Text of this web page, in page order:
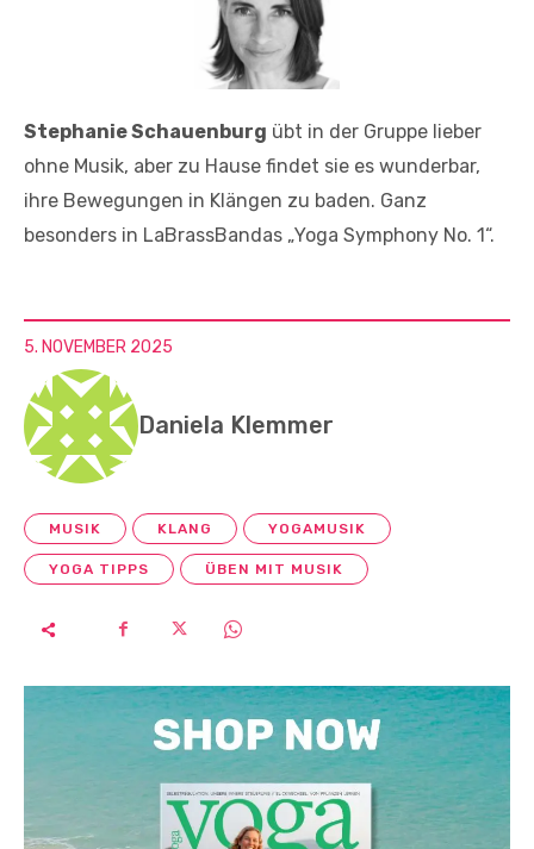
Stephanie Schauenburg übt in der Gruppe lieber
ohne Musik, aber zu Hause findet sie es wunderbar,
ihre Bewegungen in Klängen zu baden. Ganz
besonders in LaBrassBandas „Yoga Symphony No. 1“.
5. NOVEMBER 2025
Daniela Klemmer
MUSIK KLANG YOGAMUSIK
YOGA TIPPS ÜBEN MIT MUSIK